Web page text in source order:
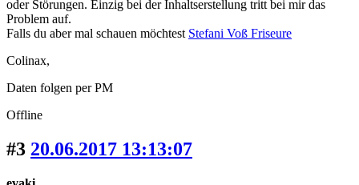
oder Störungen. Einzig bei der Inhaltserstellung tritt bei mir das
Problem auf.
Falls du aber mal schauen möchtest Stefani Voß Friseure
Colinax,
Daten folgen per PM
Offline
#3 20.06.2017 13:13:07